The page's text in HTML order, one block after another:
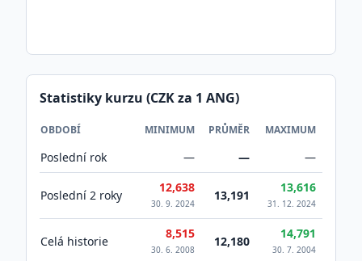
Statistiky kurzu (CZK za 1 ANG)
OBDOBÍ MINIMUM PRŮMĚR MAXIMUM
Poslední rok — — —
Poslední 2 roky
12,638
30. 9. 2024
13,191
13,616
31. 12. 2024
Celá historie
8,515
30. 6. 2008
12,180
14,791
30. 7. 2004